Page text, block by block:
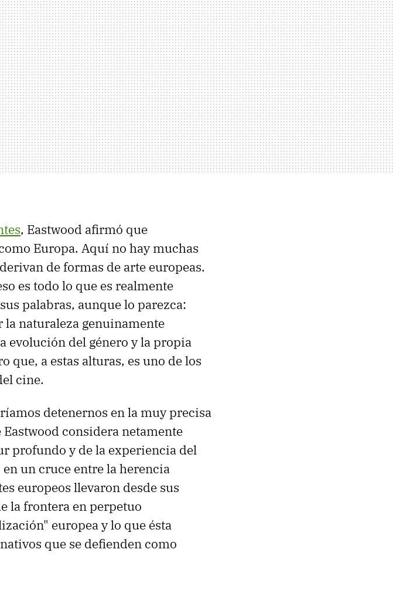
, Eastwood afirmó que
Europa. Aquí no hay muchas
de formas de arte europeas.
es todo lo que es realmente
palabras, aunque lo parezca:
naturaleza genuinamente
evolución del género y la propia
que, a estas alturas, es uno de los
cine.
detenernos en la muy precisa
considera netamente
profundo y de la experiencia del
un cruce entre la herencia
europeos llevaron desde sus
la frontera en perpetuo
europea y lo que ésta
que se defienden como